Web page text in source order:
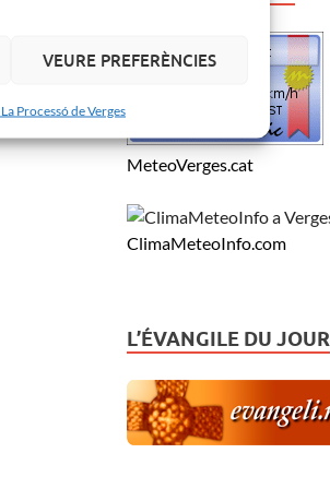
VEURE PREFERÈNCIES
Processó de Verges
MeteoVerges.cat
ClimaMeteoInfo.com
L’ÉVANGILE DU JOUR